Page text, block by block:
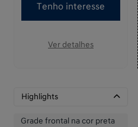
Tenho interesse
Ver detalhes
Highlights
Grade frontal na cor preta